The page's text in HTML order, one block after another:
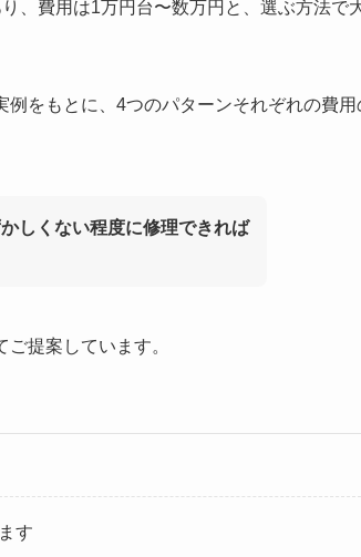
、費用は1万円台〜数万円と、選ぶ方法で
をもとに、4つのパターンそれぞれの費
しくない程度に修理できれば
提案しています。
す